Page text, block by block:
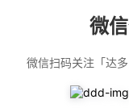
微
微信扫码关注「达
公仔牌顽渍净洗
污渍除菌除螨3倍